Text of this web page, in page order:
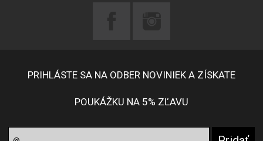
PRIHLÁSTE SA NA ODBER NOVINIEK A ZÍSKATE
POUKÁŽKU NA 5% ZĽAVU